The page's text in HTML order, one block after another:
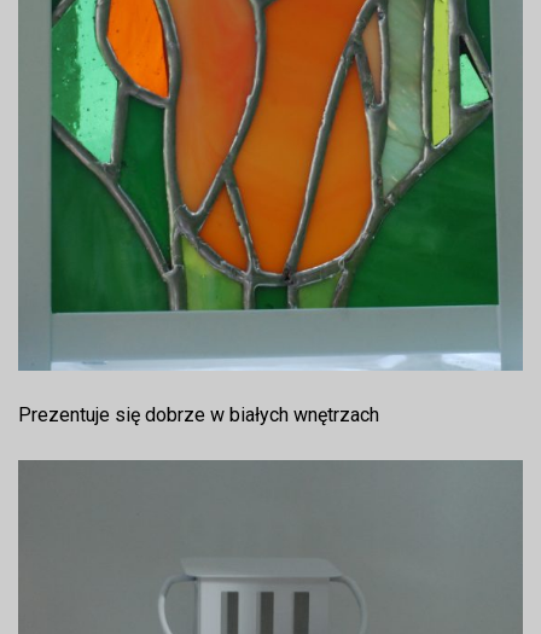
Prezentuje się dobrze w białych wnętrzach